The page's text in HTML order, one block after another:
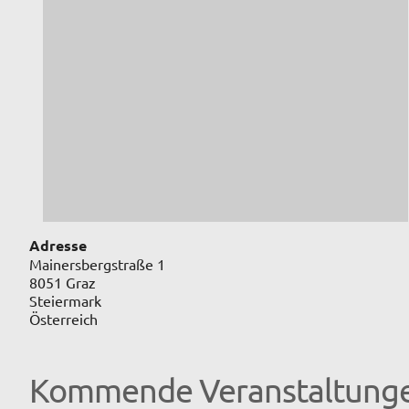
Adresse
Mainersbergstraße 1
8051 Graz
Steiermark
Österreich
Kommende